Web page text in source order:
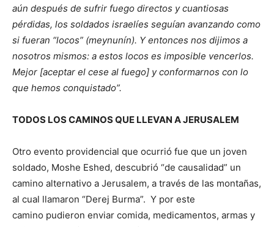
aún después de sufrir fuego directos y cuantiosas
pérdidas, los soldados israelíes seguían avanzando como
si fueran “locos” (meynunín). Y entonces nos dijimos a
nosotros mismos: a estos locos es imposible vencerlos.
Mejor [aceptar el cese al fuego] y conformarnos con lo
que hemos conquistado”.
TODOS LOS CAMINOS QUE LLEVAN A JERUSALEM
Otro evento providencial que ocurrió fue que un joven
soldado, Moshe Eshed, descubrió “de causalidad” un
camino alternativo a Jerusalem, a través de las montañas,
al cual llamaron “Derej Burma”. Y por este
camino pudieron enviar comida, medicamentos, armas y